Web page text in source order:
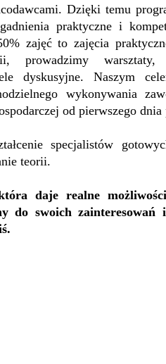
Dzięki temu
praktyczne i
zajęć to zajęcia
prowadzimy warsztaty,
dyskusyjne. Naszym
wykonywania
od pierwszego dnia
specjalistów
teorii.
daje realne
do swoich